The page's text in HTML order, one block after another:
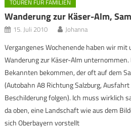
TOUREN FÜR FAMILIEN
Wanderung zur Käser-Alm,
15. Juli 2010 Johanna
Vergangenes Wochenende haben wir mit
Wanderung zur Käser-Alm
Bekannten bekommen, der oft auf dem
(Autobahn A8 Richtung Salzburg,
Beschilderung folgen). Ich muss wirklich
da oben, eine Landschaft wie aus dem
sich Oberbayern vorstellt